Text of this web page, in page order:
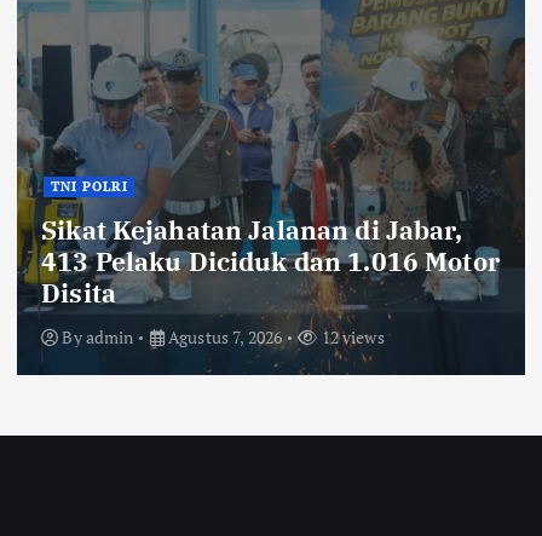
TNI POLRI
Ribuan Knalpot Brong Disita Polisi,
Gubernur Jabar Kang Dedi Bakal
Berikan Kompensasi Knalpot
Standar
Byadmin Agustus 7, 2026 13 views